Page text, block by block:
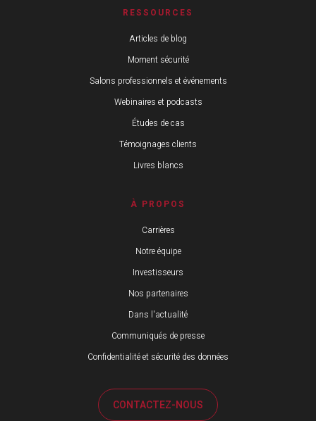
RESSOURCES
Articles de blog
Moment sécurité
Salons professionnels et événements
Webinaires et podcasts
Études de cas
Témoignages clients
Livres blancs
À PROPOS
Carrières
Notre équipe
Investisseurs
Nos partenaires
Dans l'actualité
Communiqués de presse
Confidentialité et sécurité des données
CONTACTEZ-NOUS